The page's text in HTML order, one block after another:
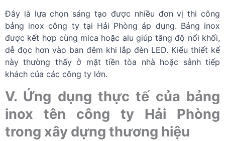
Đây là lựa chọn sáng tạo được nhiều đơn vị thi công
bảng inox công ty tại Hải Phòng áp dụng. Bảng inox
được kết hợp cùng mica hoặc alu giúp tăng độ nổi khối,
dễ đọc hơn vào ban đêm khi lắp đèn LED. Kiểu thiết kế
này thường thấy ở mặt tiền tòa nhà hoặc sảnh tiếp
khách của các công ty lớn.
V. Ứng dụng thực tế của bảng
inox tên công ty Hải Phòng
trong xây dựng thương hiệu